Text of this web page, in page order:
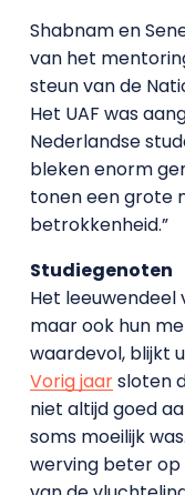
Shabnam en
van het
steun van de
Het UAF was
Nederlandse
bleken enorm
tonen een grote
betrokkenheid.”
Studiegenoten
Het leeuwendeel
maar ook hun
waardevol, blijkt
Vorig jaarsloten
niet altijd goed
soms moeilijk
werving beter